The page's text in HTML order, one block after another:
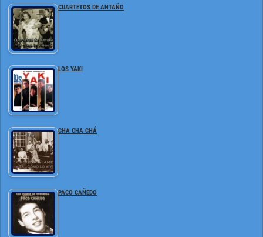
CUARTETOS DE ANTAÑO
LOS YAKI
CHA CHA CHÁ
PACO CAÑEDO